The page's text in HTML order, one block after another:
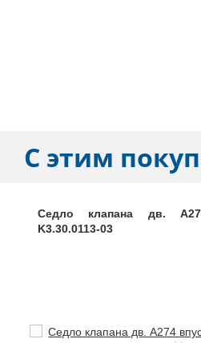
С этим
Седло клапана дв.
K3.30.0113-03